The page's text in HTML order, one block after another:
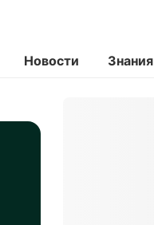
Новости Знания